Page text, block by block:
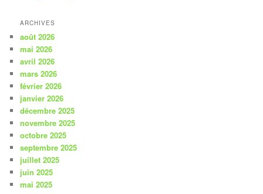
ARCHIVES
août 2026
mai 2026
avril 2026
mars 2026
février 2026
janvier 2026
décembre 2025
novembre 2025
octobre 2025
septembre 2025
juillet 2025
juin 2025
mai 2025